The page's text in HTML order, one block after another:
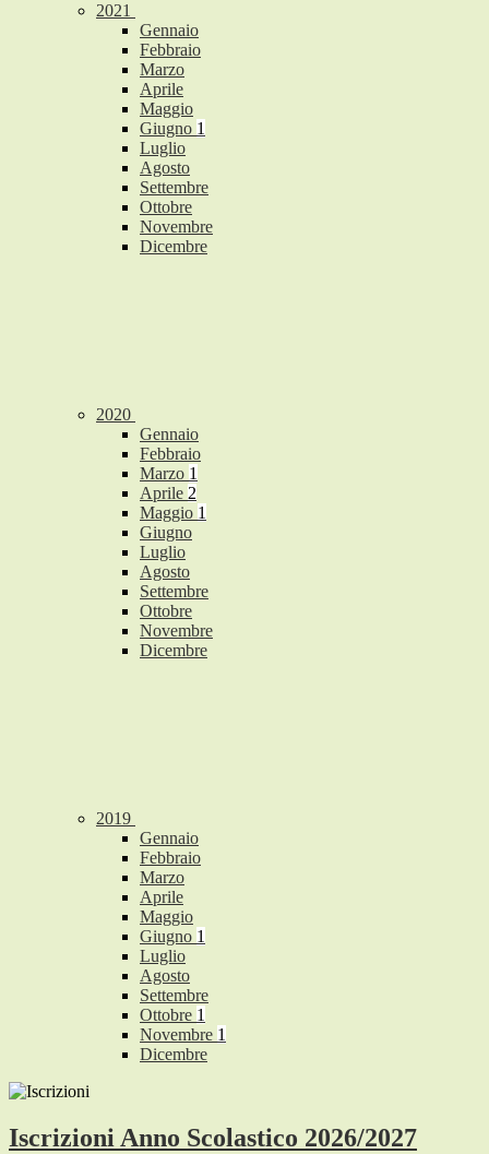
2021
Gennaio
Febbraio
Marzo
Aprile
Maggio
Giugno 1
Luglio
Agosto
Settembre
Ottobre
Novembre
Dicembre
2020
Gennaio
Febbraio
Marzo 1
Aprile 2
Maggio 1
Giugno
Luglio
Agosto
Settembre
Ottobre
Novembre
Dicembre
2019
Gennaio
Febbraio
Marzo
Aprile
Maggio
Giugno 1
Luglio
Agosto
Settembre
Ottobre 1
Novembre 1
Dicembre
Iscrizioni Anno Scolastico 2026/2027